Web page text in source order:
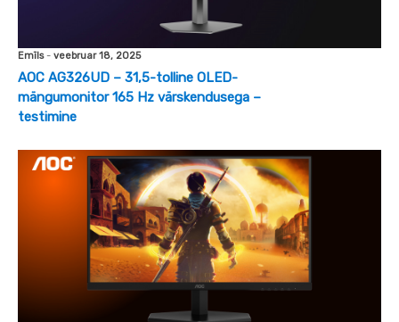
Emīls- veebruar 18, 2025
AOC AG326UD – 31,5-tolline OLED-
mängumonitor 165 Hz värskendusega –
testimine